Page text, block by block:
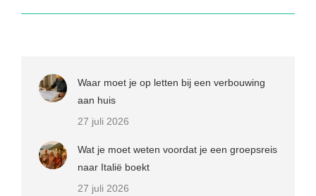
Waar moet je op letten bij een verbouwing
aan huis
27 juli 2026
Wat je moet weten voordat je een groepsreis
naar Italië boekt
27 juli 2026